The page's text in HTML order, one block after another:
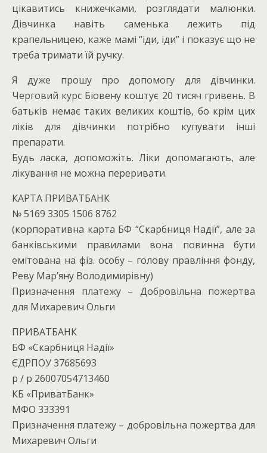
цікавитись книжечками, розглядати малюнки.
Дівчинка навіть саменька лежить під
крапельницею, каже мамі “іди, іди” і показує що не
треба тримати їй ручку.
Я дуже прошу про допомогу для дівчинки.
Черговий курс Біовену коштує 20 тисяч гривень. В
батьків немає таких великих коштів, бо крім цих
ліків для дівчинки потрібно купувати інші
препарати.
Будь ласка, допоможіть. Ліки допомагають, але
лікування не можна переривати.
КАРТА ПРИВАТБАНК
№ 5169 3305 1506 8762
(корпоративна карта БФ “Скарбниця Надії”, але за
банківськими правилами вона повинна бути
емітована на фіз. особу – голову правління фонду,
Реву Мар’яну Володимирівну)
Призначення платежу – Добровільна пожертва
для Михаревич Ольги
ПРИВАТБАНК
БФ «Скарбниця Надії»
ЄДРПОУ 37685693
р / р 26007054713460
КБ «ПриватБанк»
МФО 333391
Призначення платежу – добровільна пожертва для
Михаревич Ольги